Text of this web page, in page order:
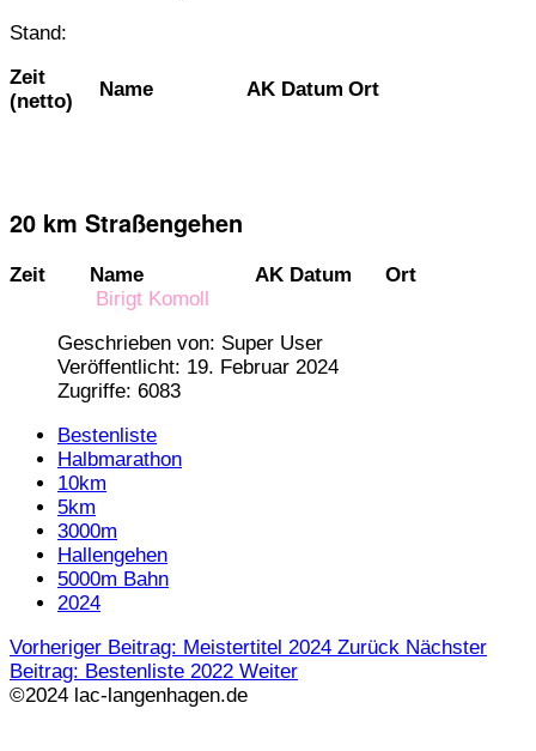
Stand:
Zeit
(netto)
Name AK Datum Ort
20 km Straßengehen
Zeit Name AK Datum
Ort
Birigt Komoll
Geschrieben von: Super User
Veröffentlicht: 19. Februar 2024
Zugriffe: 6083
Bestenliste
Halbmarathon
10km
5km
3000m
Hallengehen
5000m Bahn
2024
Vorheriger Beitrag: Meistertitel 2024 Zurück Nächster
Beitrag: Bestenliste 2022 Weiter
©2024 lac-langenhagen.de